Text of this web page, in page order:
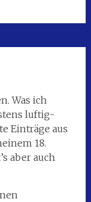
Was ich
luftig-
Einträge aus
18.
aber auch